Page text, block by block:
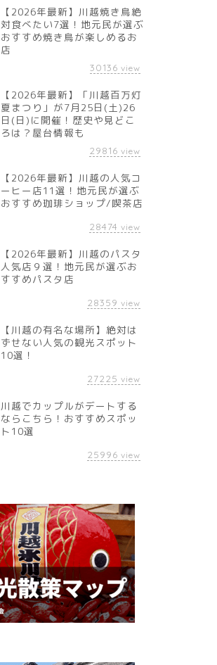
【2026年最新】川越焼き鳥絶
対食べたい7選！地元民が選ぶ
おすすめ焼き鳥が楽しめるお
店
30136 view
【2026年最新】「川越百万灯
夏まつり」が7月25日(土)26
日(日)に開催！歴史や見どこ
ろは？屋台情報も
29816 view
【2026年最新】川越の人気コ
ーヒー店11選！地元民が選ぶ
おすすめ珈琲ショップ/喫茶店
28474 view
【2026年最新】川越のパスタ
人気店９選！地元民が選ぶお
すすめパスタ店
28359 view
【川越の有名な場所】絶対は
ずせない人気の観光スポット
10選！
27225 view
川越でカップルがデートする
ならこちら！おすすめスポッ
ト10選
25996 view